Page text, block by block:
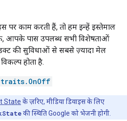
पर काम करती हैं, तो हम इन्हें इस्तेमाल
आपके पास उपलब्ध सभी विशेषताओं
की सुविधाओं से सबसे ज़्यादा मेल
होता है.
State के ज़रिए, मीडिया डिवाइस के लिए
की स्थिति Google को भेजनी होगी.